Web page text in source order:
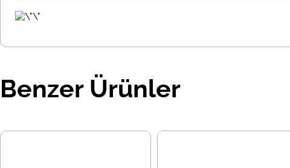
Benzer Ürünler